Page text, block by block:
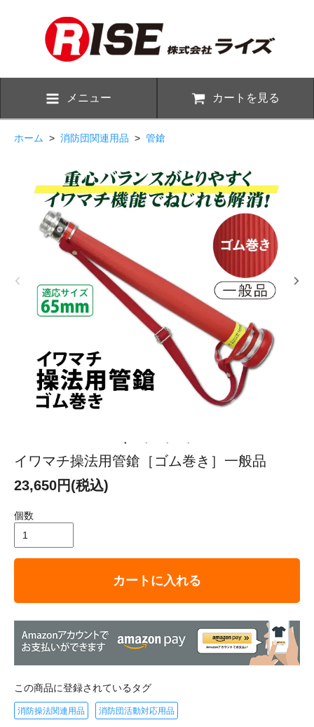
メニュー カートを見る
ホーム > 消防団関連用品 > 管鎗
イワマチ操法用管鎗［ゴム巻き］一般品
23,650円(税込)
個数
カートに入れる
この商品に登録されているタグ
消防操法関連用品 消防団活動対応用品